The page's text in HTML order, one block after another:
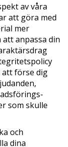
av våra
att göra med
mer
anpassa din
att förse dig
som skulle
och
dina